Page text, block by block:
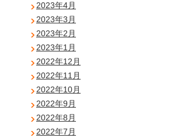
2023年4月
2023年3月
2023年2月
2023年1月
2022年12月
2022年11月
2022年10月
2022年9月
2022年8月
2022年7月